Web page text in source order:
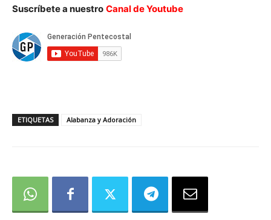
Suscríbete a nuestro Canal de Youtube
ETIQUETAS Alabanza y Adoración